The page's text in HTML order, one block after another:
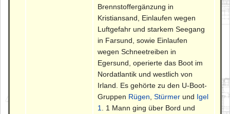
Brennstoffergänzung in
Kristiansand, Einlaufen wegen
Luftgefahr und starkem Seegang
in Farsund, sowie Einlaufen
wegen Schneetreiben in
Egersund, operierte das Boot im
Nordatlantik und westlich von
Irland. Es gehörte zu den U-Boot-
Gruppen Rügen ,Stürmer und Igel
1
. 1 Mann ging über Bord und